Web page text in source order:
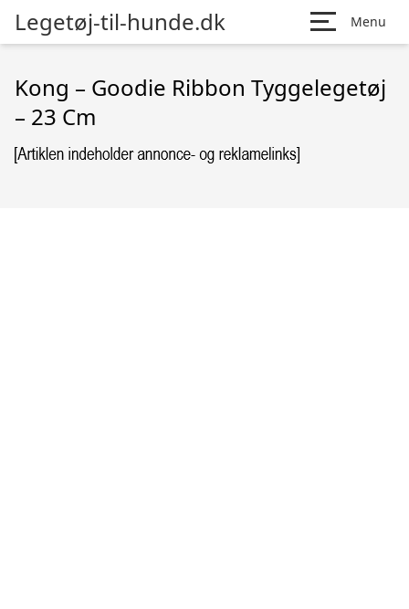
Legetøj-til-hunde.dk Menu
Kong – Goodie Ribbon Tyggelegetøj
– 23 Cm